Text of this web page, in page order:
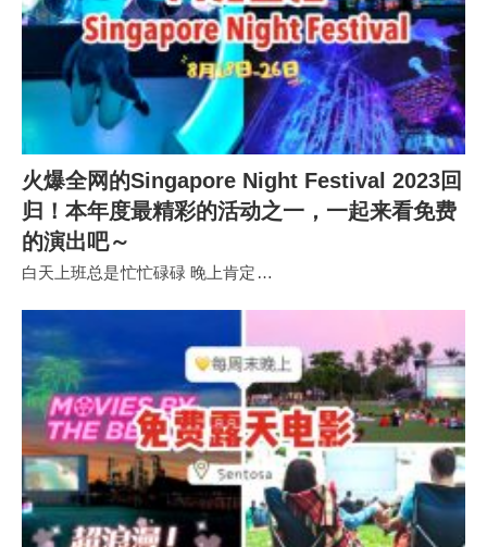
火爆全网的Singapore Night Festival 2023回
归！本年度最精彩的活动之一，一起来看免费
的演出吧～
白天上班总是忙忙碌碌 晚上肯定…